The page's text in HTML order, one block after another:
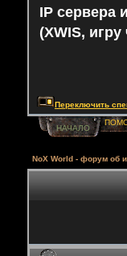
IP сервера
(XWIS, игру
Переключить
НАЧАЛО
NoX World - форум об